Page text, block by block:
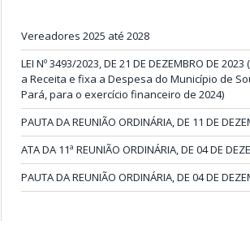
Vereadores 2025 até 2028
LEI Nº 3493/2023, DE 21 DE DEZEMBRO DE
a Receita e fixa a Despesa do Município de
Pará, para o exercício financeiro de 2024)
PAUTA DA REUNIÃO ORDINÁRIA, DE 11 DE
ATA DA 11ª REUNIÃO ORDINÁRIA, DE 04 DE
PAUTA DA REUNIÃO ORDINÁRIA, DE 04 DE